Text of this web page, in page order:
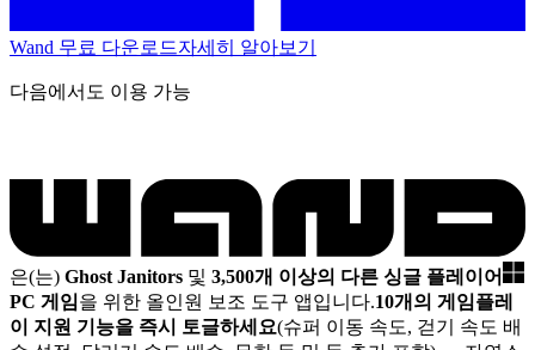
Wand 무료 다운로드자세히 알아보기
다음에서도 이용 가능
은(는) Ghost Janitors 및 3,500개 이상의 다른 싱글 플레이어
PC 게임을 위한 올인원 보조 도구 앱입니다.10개의 게임플레
이 지원 기능을 즉시 토글하세요(슈퍼 이동 속도, 걷기 속도 배